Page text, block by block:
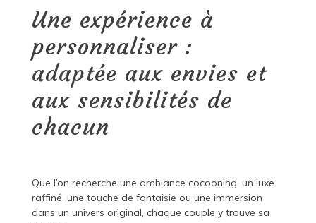
Une expérience à
personnaliser :
adaptée aux envies et
aux sensibilités de
chacun
Que l’on recherche une ambiance cocooning, un luxe
raffiné, une touche de fantaisie ou une immersion
dans un univers original, chaque couple y trouve sa